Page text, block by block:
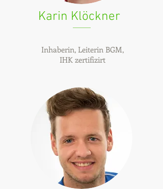
Karin Klöckner
Inhaberin, Leiterin BGM,
IHK zertifizirt